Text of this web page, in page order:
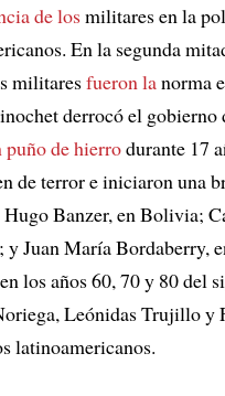
de losmilitares en la
En la segunda
militaresfueron lanorma
derrocó el
puño de hierrodurante 17
de terror e iniciaron una
Hugo Banzer, en Bolivia;
y Juan María Bordaberry,
los años 60, 70 y 80 del
Leónidas Trujillo y
latinoamericanos.